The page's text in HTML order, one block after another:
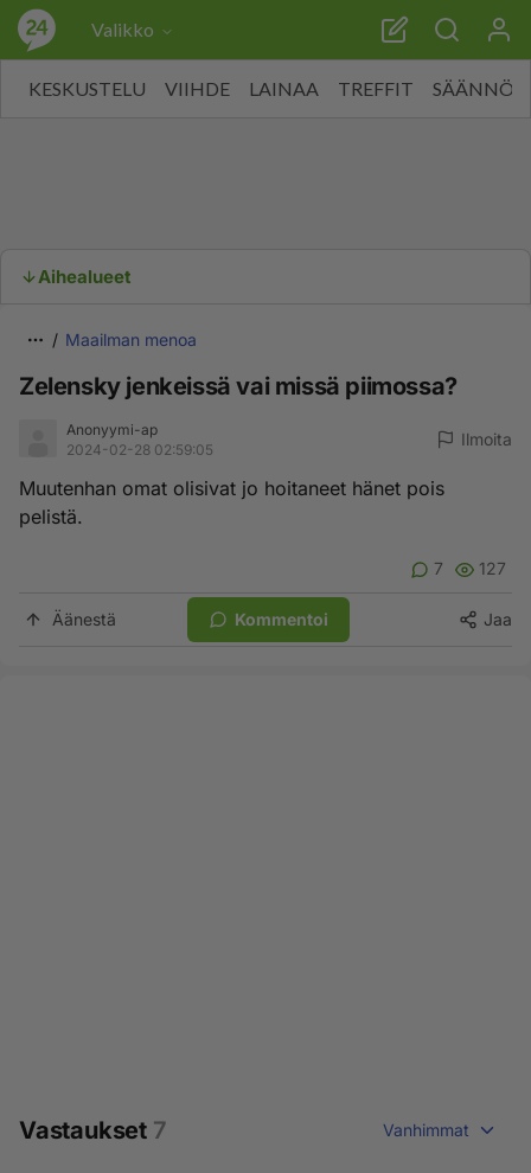
Valikko
KESKUSTELU VIIHDE LAINAA TREFFIT SÄÄNNÖT
Aihealueet
Maailman menoa
Zelensky jenkeissä vai missä piimossa?
Anonyymi-ap
2024-02-28 02:59:05
Ilmoita
Muutenhan omat olisivat jo hoitaneet hänet pois
pelistä.
7 127
Äänestä Kommentoi Jaa
Vastaukset 7 Vanhimmat